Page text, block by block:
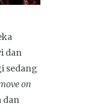
dan
sedang
on
dan